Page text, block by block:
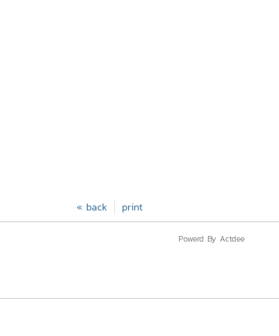
print
« back
Powerd By Actdee